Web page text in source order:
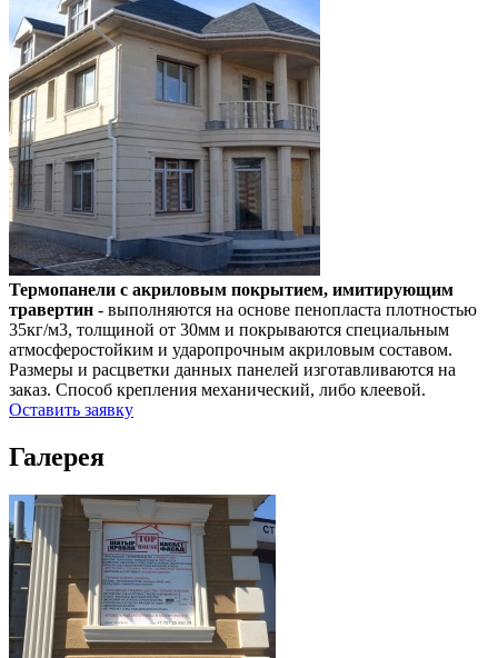
Термопанели с акриловым покрытием, имитирующим
травертин - выполняются на основе пенопласта плотностью
35кг/м3, толщиной от 30мм и покрываются специальным
атмосферостойким и ударопрочным акриловым составом.
Размеры и расцветки данных панелей изготавливаются на
заказ. Способ крепления механический, либо клеевой.
Оставить заявку
Галерея